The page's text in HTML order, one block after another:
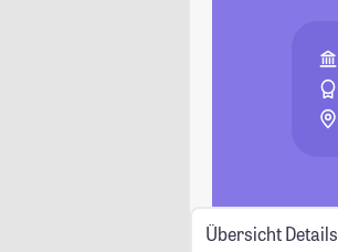
Übersicht Details